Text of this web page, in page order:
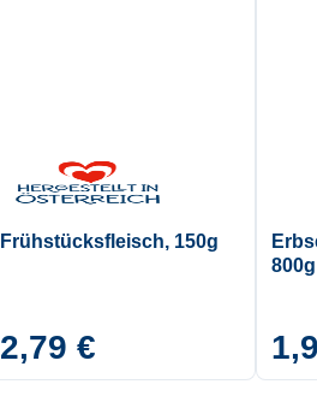
Frühstücksfleisch, 150g
2,79 €
800g